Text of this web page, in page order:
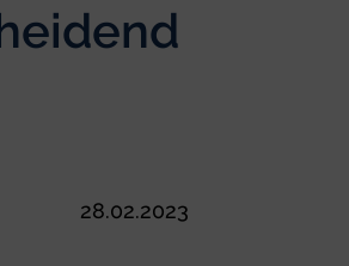
28.02.2023